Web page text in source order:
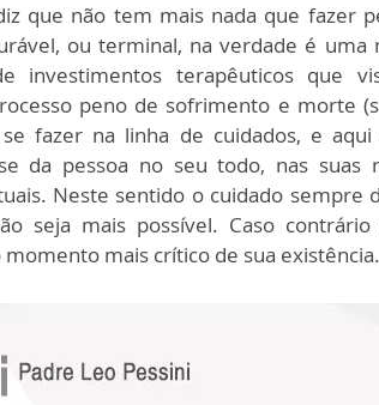
que não tem mais nada que fazer
ou terminal, na verdade é
investimentos terapêuticos que
peno de sofrimento e morte
fazer na linha de cuidados, e
da pessoa no seu todo, nas suas
Neste sentido o cuidado sempre
seja mais possível. Caso contrário
mais crítico de sua existência.